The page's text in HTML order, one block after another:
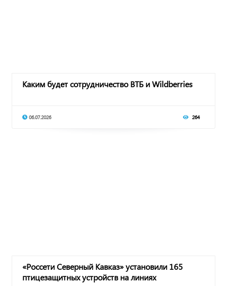
Каким будет сотрудничество ВТБ и Wildberries
06.07.2026 264
«Россети Северный Кавказ» установили 165
птицезащитных устройств на линиях